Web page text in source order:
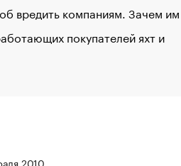
вредить компаниям. Зачем
покупателей яхт и
2010